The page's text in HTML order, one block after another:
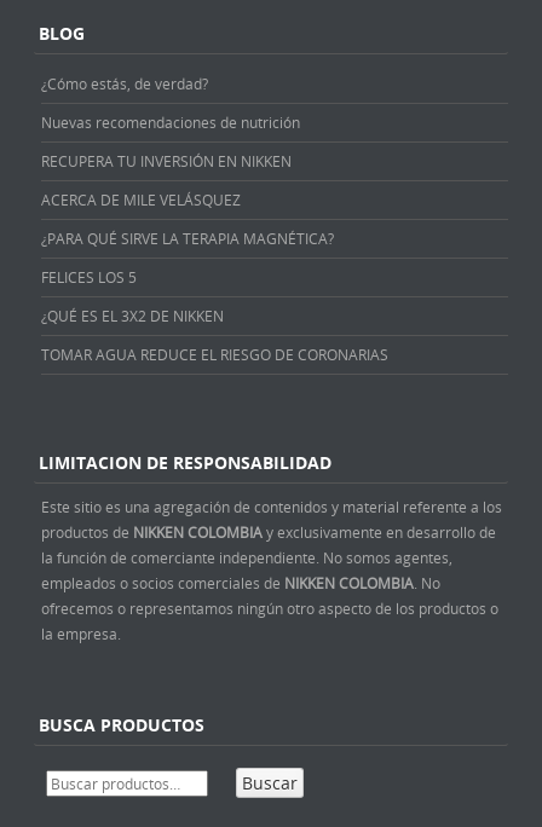
BLOG
¿Cómo estás, de verdad?
Nuevas recomendaciones de nutrición
RECUPERA TU INVERSIÓN EN NIKKEN
ACERCA DE MILE VELÁSQUEZ
¿PARA QUÉ SIRVE LA TERAPIA MAGNÉTICA?
FELICES LOS 5
¿QUÉ ES EL 3X2 DE NIKKEN
TOMAR AGUA REDUCE EL RIESGO DE CORONARIAS
LIMITACION DE RESPONSABILIDAD
Este sitio es una agregación de contenidos y material referente a los
productos de NIKKEN COLOMBIAy exclusivamente en desarrollo de
la función de comerciante independiente. No somos agentes,
empleados o socios comerciales de NIKKEN COLOMBIA . No
ofrecemos o representamos ningún otro aspecto de los productos o
la empresa.
BUSCA PRODUCTOS
Buscar